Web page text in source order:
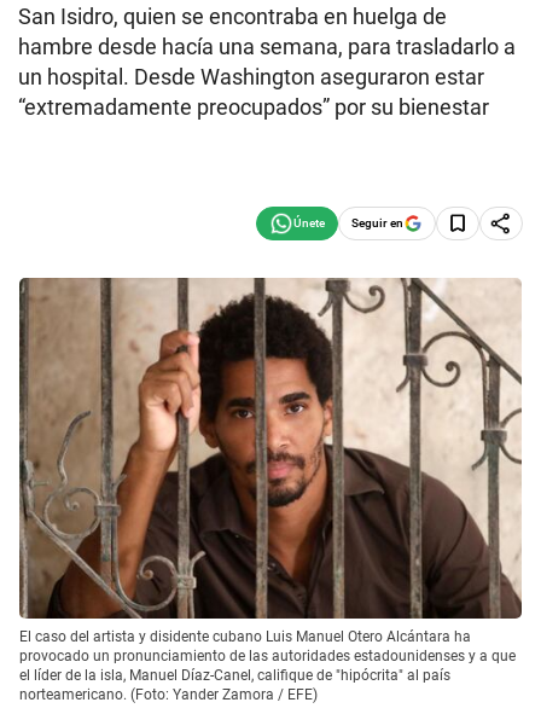
San Isidro, quien se encontraba en huelga de
hambre desde hacía una semana, para trasladarlo a
un hospital. Desde Washington aseguraron estar
“extremadamente preocupados” por su bienestar
Seguir en
El caso del artista y disidente cubano Luis Manuel Otero Alcántara ha
provocado un pronunciamiento de las autoridades estadounidenses y a que
el líder de la isla, Manuel Díaz-Canel, califique de "hipócrita" al país
norteamericano. (Foto: Yander Zamora / EFE)